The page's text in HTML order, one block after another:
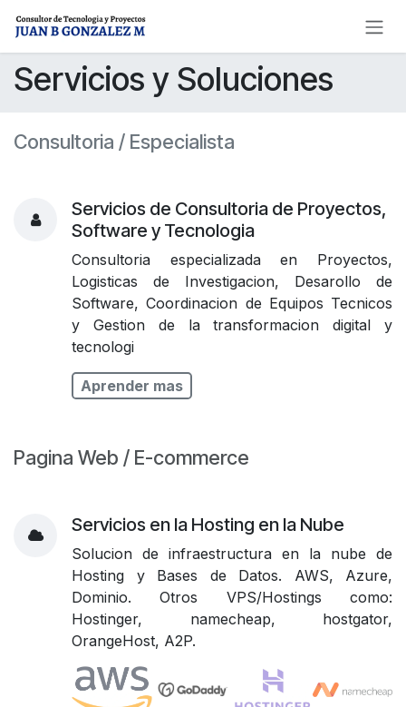
Servicios y Soluciones
Consultoria / Especialista
Servicios de Consultoria de Proyectos,
Software y Tecnologia
Consultoria especializada en Proyectos,
Logisticas de Investigacion, Desarollo de
Software, Coordinacion de Equipos Tecnicos
y Gestion de la transformacion digital y
tecnologi
Aprender mas
Pagina Web / E-commerce
Servicios en la Hosting en la Nube
Solucion de infraestructura en la nube de
Hosting y Bases de Datos. AWS, Azure,
Dominio. Otros VPS/Hostings como:
Hostinger, namecheap, hostgator,
OrangeHost, A2P.